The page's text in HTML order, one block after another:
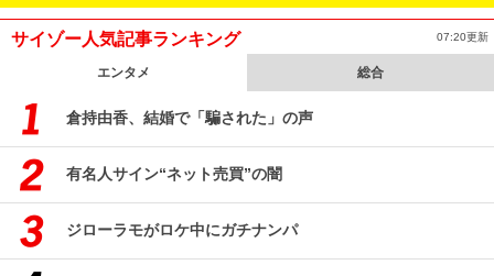
サイゾー人気記事ランキング 07:20更新
エンタメ 総合
倉持由香、結婚で「騙された」の声
有名人サイン“ネット売買”の闇
ジローラモがロケ中にガチナンパ